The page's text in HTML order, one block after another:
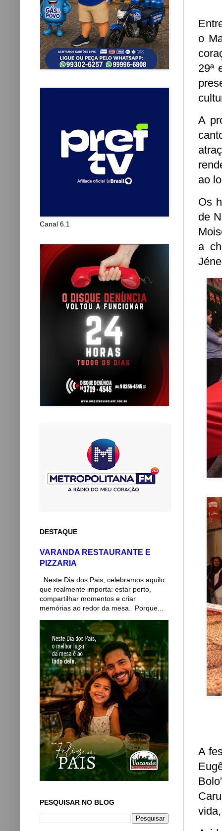
o
29ª
A
ao
Os
de
a
A
Canal 6.1
DESTAQUE
VARANDA RESTAURANTE E
PIZZARIA
Neste Dia dos Pais, celebramos aquilo
que realmente importa: estar perto,
compartilhar momentos e criar
memórias ao redor da mesa. Porque...
PESQUISAR NO BLOG